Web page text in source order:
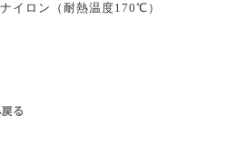
イロン（耐熱温度170℃）